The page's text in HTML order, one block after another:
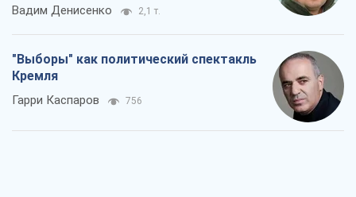
Вадим Денисенко 2,1 т.
"Выборы" как политический спектакль
Кремля
Гарри Каспаров 756